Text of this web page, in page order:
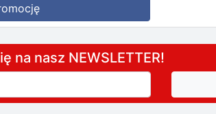
nasz NEWSLETTER!